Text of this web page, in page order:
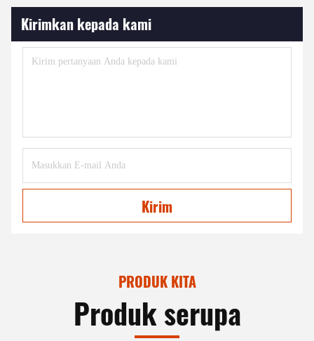
Kirimkan kepada kami
Kirim
PRODUK KITA
Produk serupa